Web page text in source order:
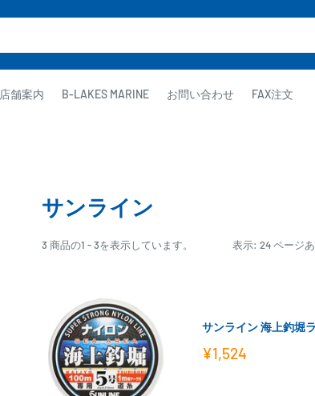
店舗案内 B-LAKES MARINE お問い合わせ FAX注文
サンライン
3 商品の1 - 3を表示しています。 表示: 24 ページ
サンライン 海上釣堀
販
¥1,524